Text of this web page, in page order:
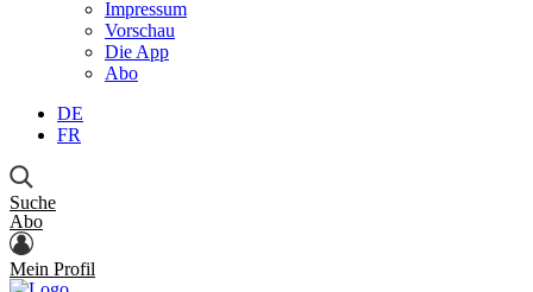
Impressum
Vorschau
Die App
Abo
DE
FR
Suche
Abo
Mein Profil